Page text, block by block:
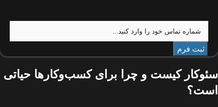
سئوکار کیست و چرا برای کسب‌وکارها حیاتی
است؟